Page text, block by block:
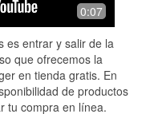
0:07
es entrar y salir de la
que ofrecemos la
en tienda gratis. En
de productos
tu compra en línea.